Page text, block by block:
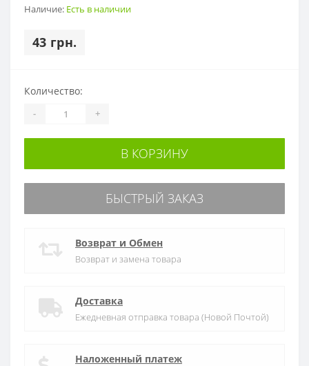
Наличие: Есть в наличии
43 грн.
Количество:
- +
В КОРЗИНУ
БЫСТРЫЙ ЗАКАЗ
Возврат и Обмен
Возврат и замена товара
Доставка
Ежедневная отправка товара (Новой Почтой)
Наложенный платеж